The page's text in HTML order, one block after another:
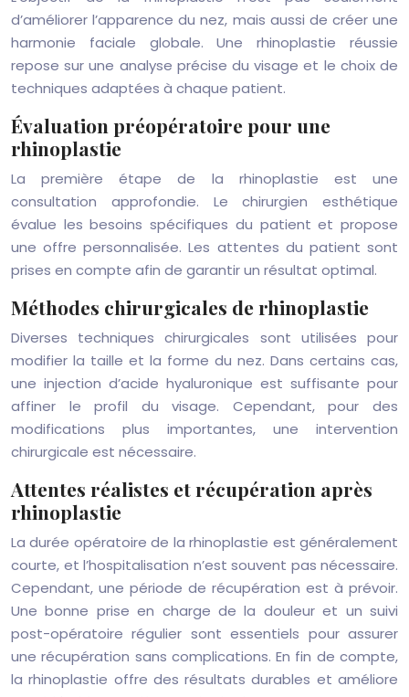
d’améliorer l’apparence du nez, mais aussi de créer une
harmonie faciale globale. Une rhinoplastie réussie
repose sur une analyse précise du visage et le choix de
techniques adaptées à chaque patient.
Évaluation préopératoire pour une
rhinoplastie
La première étape de la rhinoplastie est une
consultation approfondie. Le chirurgien esthétique
évalue les besoins spécifiques du patient et propose
une offre personnalisée. Les attentes du patient sont
prises en compte afin de garantir un résultat optimal.
Méthodes chirurgicales de rhinoplastie
Diverses techniques chirurgicales sont utilisées pour
modifier la taille et la forme du nez. Dans certains cas,
une injection d’acide hyaluronique est suffisante pour
affiner le profil du visage. Cependant, pour des
modifications plus importantes, une intervention
chirurgicale est nécessaire.
Attentes réalistes et récupération après
rhinoplastie
La durée opératoire de la rhinoplastie est généralement
courte, et l’hospitalisation n’est souvent pas nécessaire.
Cependant, une période de récupération est à prévoir.
Une bonne prise en charge de la douleur et un suivi
post-opératoire régulier sont essentiels pour assurer
une récupération sans complications. En fin de compte,
la rhinoplastie offre des résultats durables et améliore